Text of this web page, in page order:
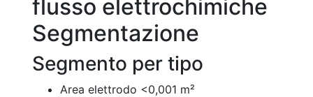
flusso elettrochimiche
Segmentazione
Segmento per tipo
Area elettrodo <0,001 m²